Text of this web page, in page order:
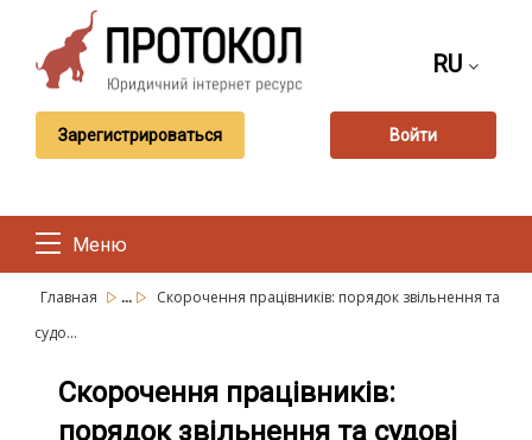
RU
Зарегистрироваться Войти
Меню
Главная ...
Скорочення працівників: порядок звільнення та
судо...
Скорочення працівників:
порядок звільнення та судові